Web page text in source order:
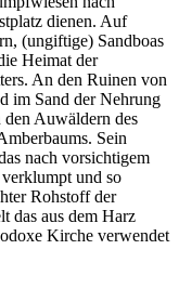
dienen. Auf
(ungiftige) Sandboas
Heimat der
An den Ruinen von
im Sand der Nehrung
Auwäldern des
Sein
nach vorsichtigem
und so
Rohstoff der
das aus dem Harz
Kirche verwendet